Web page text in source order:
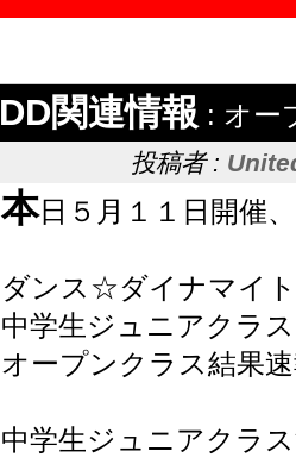
DD関連情報 : オー
投稿者 :
本日５月１１日開催、
ダンス☆ダイナマイ
中学生ジュニアクラス
オープンクラス結果
中学生ジュニアクラ